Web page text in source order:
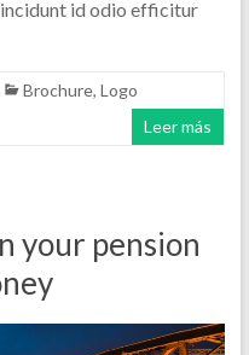
id odio efficitur
Brochure, Logo
Leer más
your pension